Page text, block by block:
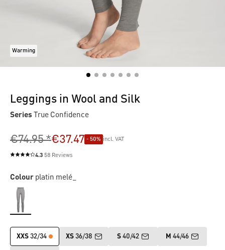
Warming
Leggings in Wool and Silk
Series True Confidence
€74.95 *€37.47 - 50% incl. VAT
Average rating of 4.3 out of 5 stars
4.3 58 Reviews
Colour platin melé_
XXS 32/34 XS36/38 S 40/42 M 44/46